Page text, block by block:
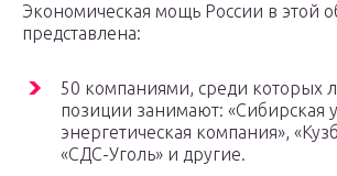
Экономическая мощь России в этой
представлена:
50 компаниями, среди которых
позиции занимают: «Сибирская
энергетическая компания»,
«СДС-Уголь» и другие.